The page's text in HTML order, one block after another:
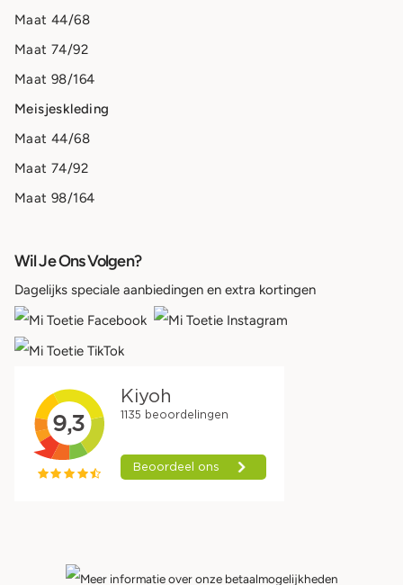
Maat 44/68
Maat 74/92
Maat 98/164
Meisjeskleding
Maat 44/68
Maat 74/92
Maat 98/164
Wil Je Ons Volgen?
Dagelijks speciale aanbiedingen en extra kortingen